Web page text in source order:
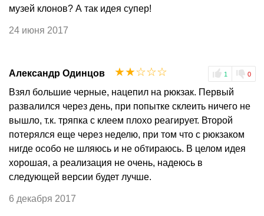
музей клонов? А так идея супер!
24 июня 2017
Александр Одинцов 1 0
☆
☆
☆
☆
☆
Взял большие черные, нацепил на рюкзак. Первый
развалился через день, при попытке склеить ничего не
вышло, т.к. тряпка с клеем плохо реагирует. Второй
потерялся еще через неделю, при том что с рюкзаком
нигде особо не шляюсь и не обтираюсь. В целом идея
хорошая, а реализация не очень, надеюсь в
следующей версии будет лучше.
6 декабря 2017